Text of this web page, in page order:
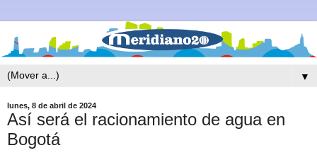
▼
lunes, 8 de abril de 2024
Así será el racionamiento de agua en
Bogotá